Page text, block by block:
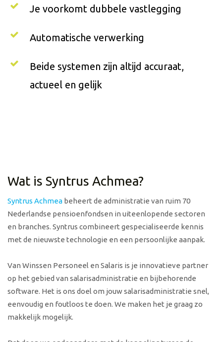
Je voorkomt dubbele vastlegging
Automatische verwerking
Beide systemen zijn altijd accuraat,
actueel en gelijk
Wat is Syntrus Achmea?
Syntrus Achmea beheert de administratie van ruim 70
Nederlandse pensioenfondsen in uiteenlopende sectoren
en branches. Syntrus combineert gespecialiseerde kennis
met de nieuwste technologie en een persoonlijke aanpak.
Van Winssen Personeel en Salaris is je innovatieve partner
op het gebied van salarisadministratie en bijbehorende
software. Het is ons doel om jouw salarisadministratie snel,
eenvoudig en foutloos te doen. We maken het je graag zo
makkelijk mogelijk.